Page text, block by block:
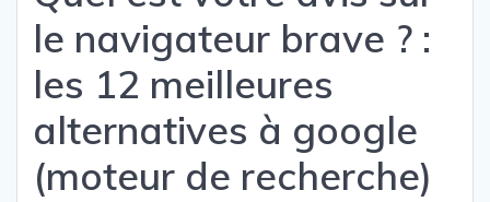
le navigateur brave ? :
les 12 meilleures
alternatives à google
(moteur de recherche)